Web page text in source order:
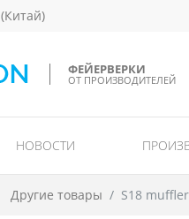
(Китай)
ФЕЙЕРВЕРКИ
ОТ ПРОИЗВОДИТЕЛЕЙ
НОВОСТИ
Другие товары S18 muffler